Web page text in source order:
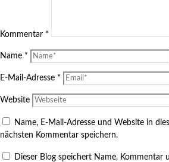
Kommentar *
Name *
E-Mail-Adresse *
Website
Name, E-Mail-Adresse und Website in
nächsten Kommentar speichern.
Dieser Blog speichert Name, Kommentar